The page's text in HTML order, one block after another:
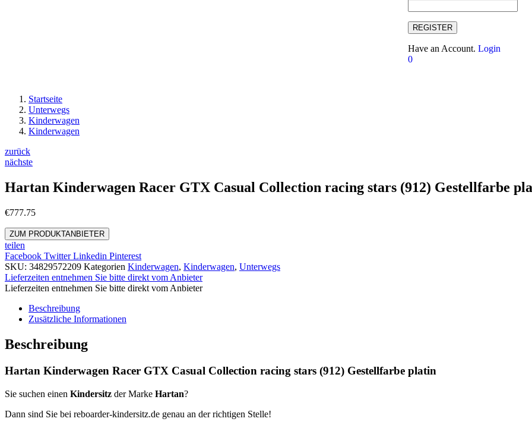
REGISTER
Have an Account. Login
0
Startseite
Unterwegs
Kinderwagen
Kinderwagen
zurück
nächste
Hartan Kinderwagen Racer GTX Casual Collection racing stars (912) Gestellfarbe
€777.75
ZUM PRODUKTANBIETER
teilen
Facebook TwitterLinkedin Pinterest
SKU: 34829572209 Kategorien Kinderwagen, Kinderwagen, Unterwegs
Lieferzeiten entnehmen Sie bitte direkt vom Anbieter
Lieferzeiten entnehmen Sie bitte direkt vom Anbieter
Beschreibung
Zusätzliche Informationen
Beschreibung
Hartan Kinderwagen Racer GTX Casual Collection racing stars (912) Gestellfarbe platin
Sie suchen einen Kindersitz der Marke Hartan?
Dann sind Sie bei reboarder-kindersitz.de genau an der richtigen Stelle!